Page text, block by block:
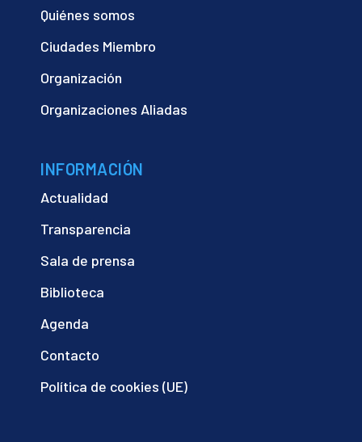
Quiénes somos
Ciudades Miembro
Organización
Organizaciones Aliadas
INFORMACIÓN
Actualidad
Transparencia
Sala de prensa
Biblioteca
Agenda
Contacto
Política de cookies (UE)